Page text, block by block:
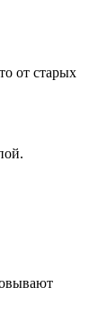
от старых